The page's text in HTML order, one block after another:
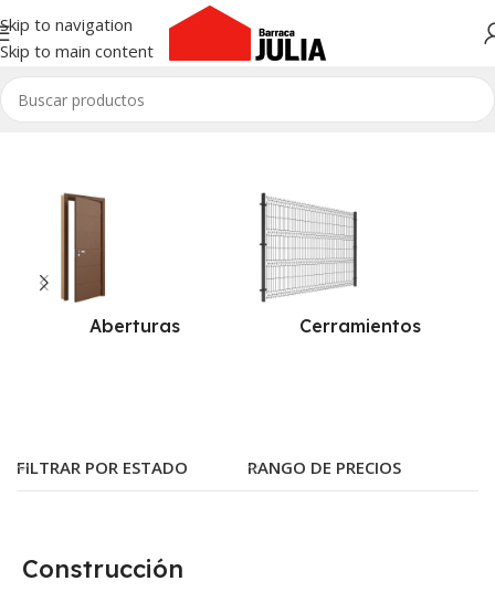
Skip to navigation
Skip to main content
Inicio/Construcción
Aberturas Cerramientos
FILTRAR POR ESTADO RANGO DE PRECIOS
Construcción